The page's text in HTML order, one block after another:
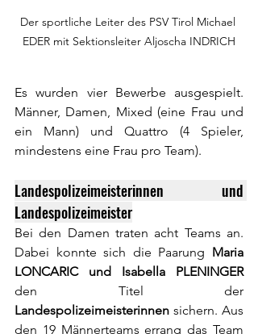
Der sportliche Leiter des PSV Tirol Michael
EDER mit Sektionsleiter Aljoscha INDRICH
Es wurden vier Bewerbe ausgespielt.
Männer, Damen, Mixed (eine Frau und
ein Mann) und Quattro (4 Spieler,
mindestens eine Frau pro Team).
Landespolizeimeisterinnen und
Landespolizeimeister
Bei den Damen traten acht Teams an.
Dabei konnte sich die Paarung Maria
LONCARIC und Isabella PLENINGER
Landespolizeimeisterinnen sichern. Aus